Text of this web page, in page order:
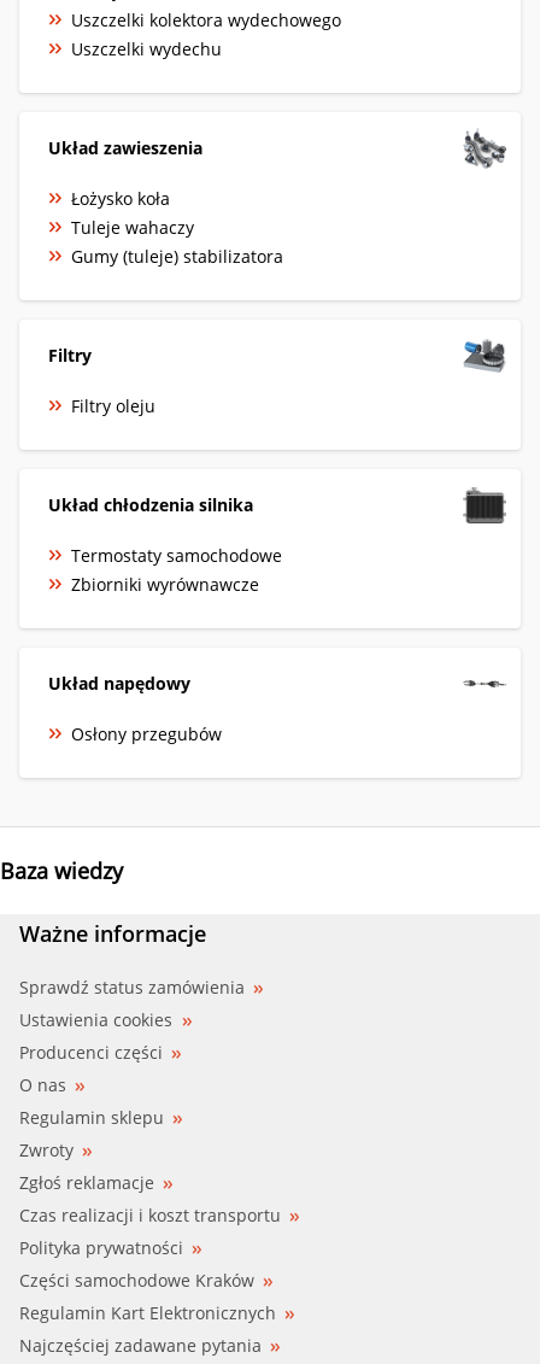
Uszczelki kolektora wydechowego
Uszczelki wydechu
Układ zawieszenia
Łożysko koła
Tuleje wahaczy
Gumy (tuleje) stabilizatora
Filtry
Filtry oleju
Układ chłodzenia silnika
Termostaty samochodowe
Zbiorniki wyrównawcze
Układ napędowy
Osłony przegubów
Baza wiedzy
Ważne informacje
Sprawdź status zamówienia
Ustawienia cookies
Producenci części
O nas
Regulamin sklepu
Zwroty
Zgłoś reklamacje
Czas realizacji i koszt transportu
Polityka prywatności
Części samochodowe Kraków
Regulamin Kart Elektronicznych
Najczęściej zadawane pytania